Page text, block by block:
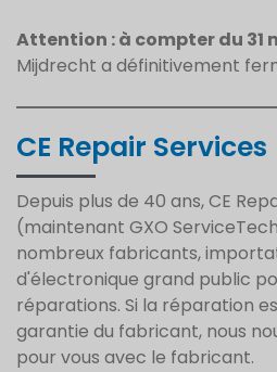
Attention : à compter du 31
Mijdrecht a définitivement
CE Repair Services
Depuis plus de 40 ans, CE
(maintenant GXO
nombreux fabricants,
d'électronique grand public
réparations. Si la réparation
garantie du fabricant, nous
pour vous avec le fabricant.